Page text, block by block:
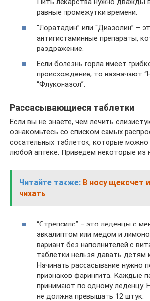
Пить лекарства нужно дважды
равные промежутки времени.
“Лоратадин” или “Диазолин” –
антигистаминные препараты,
раздражение.
Если болезнь горла имеет
происхождение, то назначают
“Флуконазол”.
Рассасывающиеся таблетки
Если вы не знаете, чем лечить
ознакомьтесь со списком самых
сосательных таблеток, которые можно
любой аптеке. Приведем некоторые из
Читайте также: В носу щекочет
чихать
“Стрепсилс” – это леденцы с
эвкалиптом или медом и
вариант без наполнителей с
таблетки нельзя давать детям
Начинать рассасывание нужно
признаков фарингита. Каждые
принимают по одному леденцу.
не должна превышать 12 штук.